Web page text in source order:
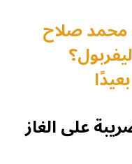
محمد صلاح
على الغاز